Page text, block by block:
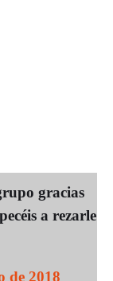
gracias
a rezarle
de 2018